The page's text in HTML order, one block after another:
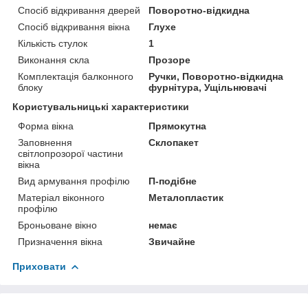
Спосіб відкривання дверей
Поворотно-відкидна
Спосіб відкривання вікна
Глухе
Кількість стулок
1
Виконання скла
Прозоре
Комплектація балконного
блоку
Ручки, Поворотно-відкидна
фурнітура, Ущільнювачі
Користувальницькі характеристики
Форма вікна
Прямокутна
Заповнення
світлопрозорої частини
вікна
Склопакет
Вид армування профілю
П-подібне
Матеріал віконного
профілю
Металопластик
Броньоване вікно
немає
Призначення вікна
Звичайне
Приховати